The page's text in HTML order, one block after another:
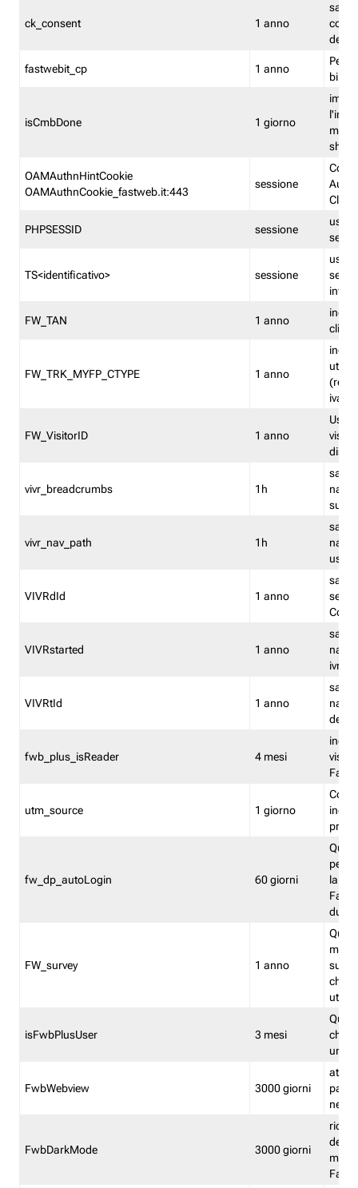
ck_consent 1 anno
salva
dei
fastwebit_cp 1 anno
isCmbDone 1 giorno
shp
OAMAuthnHintCookie
OAMAuthnCookie_fastweb.it:443
sessione
PHPSESSID sessione
TS<identificativo> sessione
FW_TAN 1 anno
FW_TRK_MYFP_CTYPE 1 anno
iva/
FW_VisitorID 1 anno
vivr_breadcrumbs 1h
salva
su
vivr_nav_path 1h
salva
VIVRdId 1 anno
salva
Convy
VIVRstarted 1 anno
salva
ivr
VIVRtId 1 anno
salva
del
fwb_plus_isReader 4 mesi
utm_source 1 giorno
fw_dp_autoLogin 60 giorni
la
FW_survey 1 anno
utenti
isFwbPlusUser 3 mesi
che
una
FwbWebview 3000 giorni
attiva
FwbDarkMode 3000 giorni